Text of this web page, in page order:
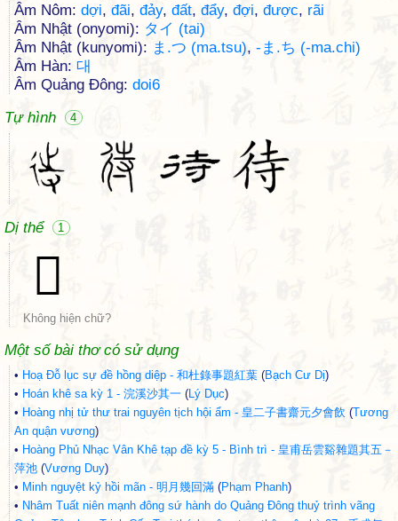
Âm Nôm: dợi, đãi, đảy, đất, đẩy, đợi, được, rãi
Âm Nhật (onyomi): タイ (tai)
Âm Nhật (kunyomi): ま.つ (ma.tsu), -ま.ち (-ma.chi)
Âm Hàn: 대
Âm Quảng Đông: doi6
Tự hình
4
Dị thể 1
𥩳
Không hiện chữ?
Một số bài thơ có sử dụng
• Hoạ Đỗ lục sự đề hồng diệp - 和杜錄事題紅葉 (Bạch Cư Dị)
• Hoán khê sa kỳ 1 - 浣溪沙其一 (Lý Dục)
• Hoàng nhị tử thư trai nguyên tịch hội ẩm - 皇二子書齋元夕會飲 (Tương
An quận vương)
• Hoàng Phủ Nhạc Vân Khê tạp đề kỳ 5 - Bình trì - 皇甫岳雲谿雜題其五－
萍池 (Vương Duy)
• Minh nguyệt kỷ hồi mãn - 明月幾回滿 (Phạm Phanh)
• Nhâm Tuất niên mạnh đông sứ hành do Quảng Đông thuỷ trình vãng